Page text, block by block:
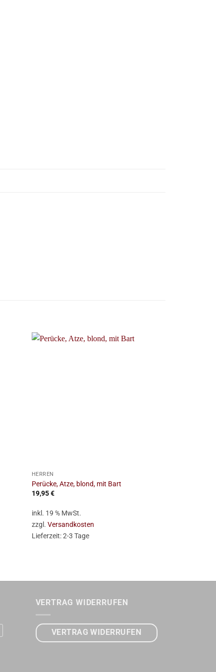
HERREN
Perücke, Atze, blond, mit Bart
19,95€
inkl. 19 % MwSt.
zzgl. Versandkosten
Lieferzeit:2-3 Tage
VERTRAG WIDERRUFEN
VERTRAG WIDERRUFEN